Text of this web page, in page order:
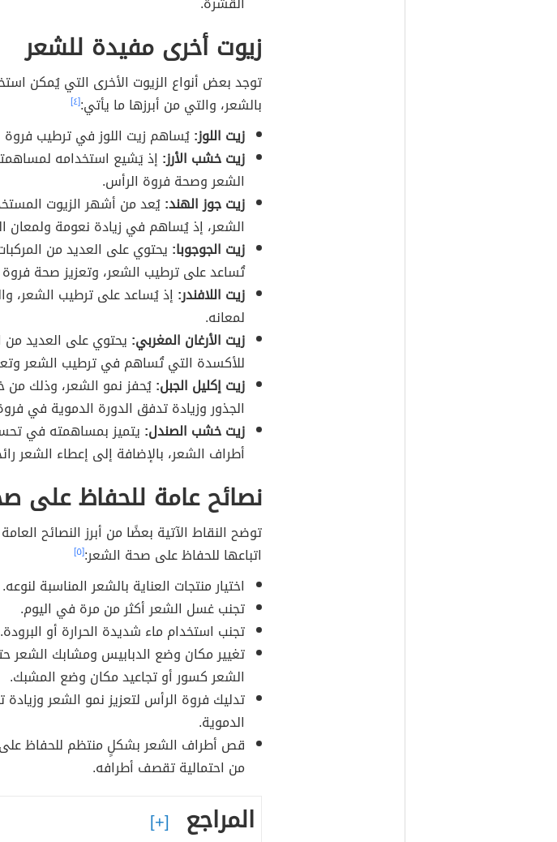
زيوت أخرى مفيدة للشعر
توجد بعض أنواع الزيوت الأخرى التي يُمكن
بالشعر، والتي من أبرزها ما يأتي:[٤]
زيت اللوز:يُساهم زيت اللوز في ترطيب فروة
زيت خشب الأرز: إذ يَشيع استخدامه
الشعر وصحة فروة الرأس.
زيت جوز الهند:يُعد من أشهر الزيوت
الشعر، إذ يُساهم في زيادة نعومة ولمعان
زيت الجوجوبا: يحتوي على العديد من
تُساعد على ترطيب الشعر، وتعزيز صحة
زيت اللافندر: إذ يُساعد على ترطيب الشعر،
لمعانه.
زيت الأرغان المغربي: يحتوي على العديد من
للأكسدة التي تُساهم في ترطيب الشعر
زيت إكليل الجبل:يُحفز نمو الشعر، وذلك
الجذور وزيادة تدفق الدورة الدموية في
زيت خشب الصندل: يتميز بمساهمته في
أطراف الشعر، بالإضافة إلى إعطاء الشعر
نصائح عامة للحفاظ على
توضح النقاط الآتية بعضًا من أبرز النصائح
اتباعها للحفاظ على صحة الشعر:[٥]
اختيار منتجات العناية بالشعر المناسبة لنوعه.
تجنب غسل الشعر أكثر من مرة في اليوم.
تجنب استخدام ماء شديدة الحرارة أو البرودة.
تغيير مكان وضع الدبابيس ومشابك الشعر
الشعر كسور أو تجاعيد مكان وضع المشبك.
تدليك فروة الرأس لتعزيز نمو الشعر وزيادة
الدموية.
قص أطراف الشعر بشكلٍ منتظم للحفاظ على
من احتمالية تقصف أطرافه.
المراجع